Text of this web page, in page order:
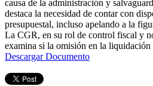
causa de la administración y
destaca la necesidad de contar con
presupuestal, incluso apelando a la
La CGR, en su rol de control fiscal y
examina si la omisión en la
Descargar Documento